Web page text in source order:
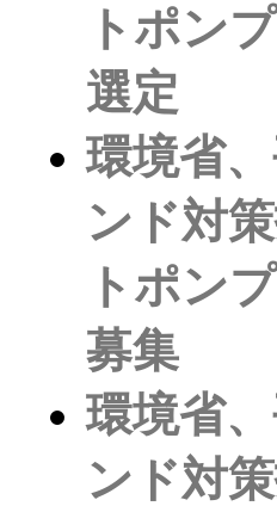
トポン
選定
環境省
ンド対
トポン
募集
環境省
ンド対